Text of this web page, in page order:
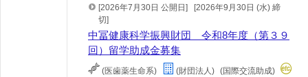
[2026年7月30日 公開日]
[2026年9月30日 (水) 締
切]
中冨健康科学振興財団 令和8年度（第３９
回）留学助成金募集
(医歯薬生命系) (財団法人) (国際交流助成)